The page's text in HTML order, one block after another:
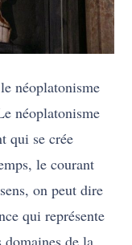
néoplatonisme
néoplatonisme
qui se crée
le courant
on peut dire
qui représente